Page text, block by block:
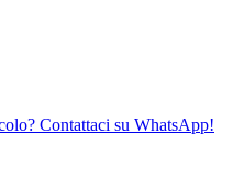
Contattaci su WhatsApp!